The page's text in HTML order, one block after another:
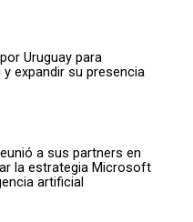
Uruguay para
expandir su presencia
a sus partners en
la estrategia Microsoft
artificial